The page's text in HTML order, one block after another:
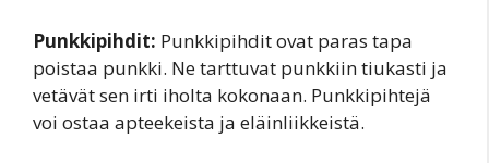
Punkkipihdit: Punkkipihdit ovat paras tapa
poistaa punkki. Ne tarttuvat punkkiin tiukasti ja
vetävät sen irti iholta kokonaan. Punkkipihtejä
voi ostaa apteekeista ja eläinliikkeistä.